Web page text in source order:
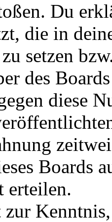
Du
die in
setzen
des
diese
Boards
erteilen.